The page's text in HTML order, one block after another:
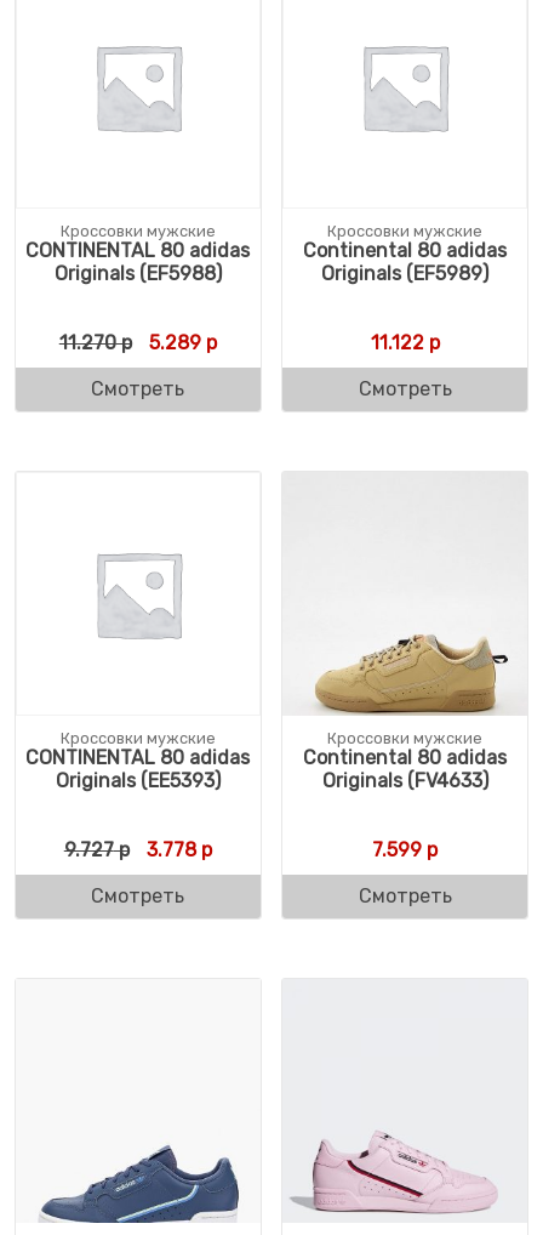
Кроссовки мужские
CONTINENTAL 80 adidas
Originals (EF5988)
11.270р Первоначальная цена составляла 11.270
5.289рТекущая цена: 5.289 р.
Смотреть
Кроссовки мужские
Continental 80 adidas
Originals (EF5989)
11.122р
Смотреть
Кроссовки мужские
CONTINENTAL 80 adidas
Originals (EE5393)
9.727р Первоначальная цена составляла 9.727 р.
3.778рТекущая цена: 3.778 р.
Смотреть
Кроссовки мужские
Continental 80 adidas
Originals (FV4633)
7.599 р
Смотреть